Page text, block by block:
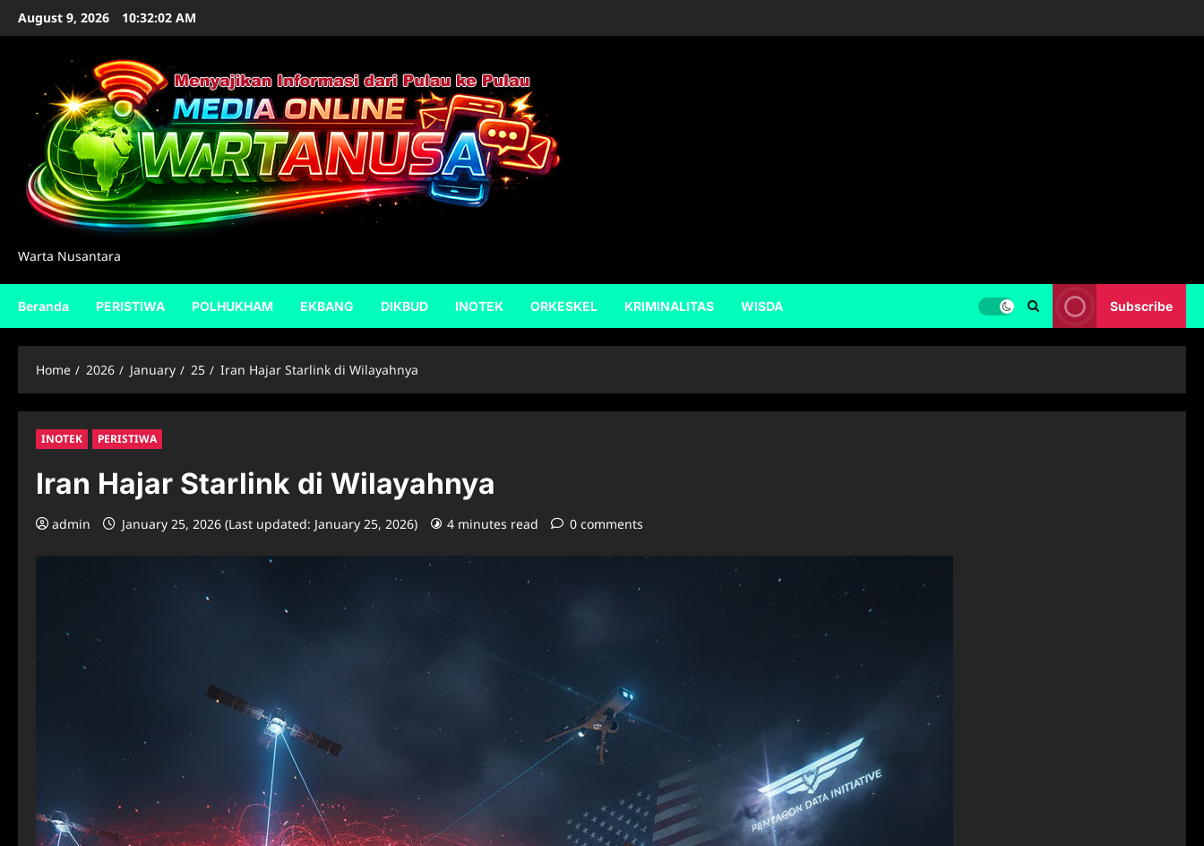
SkipAugust 9, 2026 10:32:04 AM
Warta Nusantara
Beranda PERISTIWA POLHUKHAM EKBANG DIKBUD INOTEK ORKESKEL KRIMINALITAS WISDA Subscribe
Home 2026 January 25 Iran Hajar Starlink di Wilayahnya
INOTEK PERISTIWA
Iran Hajar Starlink di Wilayahnya
admin January 25, 2026 (Last updated: January 25, 2026) 4 minutes read 0 comments